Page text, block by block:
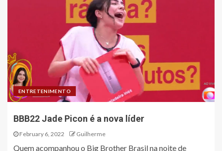
ENTRETENIMENTO
BBB22 Jade Picon é a nova líder
February 6, 2022 Guilherme
Quem acompanhou o Big Brother Brasil na noite de